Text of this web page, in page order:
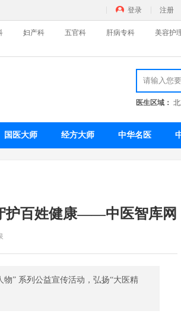
登录 注册
精神
特色
妇产科 五官科 肝病专科 美容护
医生区域：
国医大师 经方大师 中华名医
护百姓健康——中医智库网
” 系列公益宣传活动，弘扬“大医精